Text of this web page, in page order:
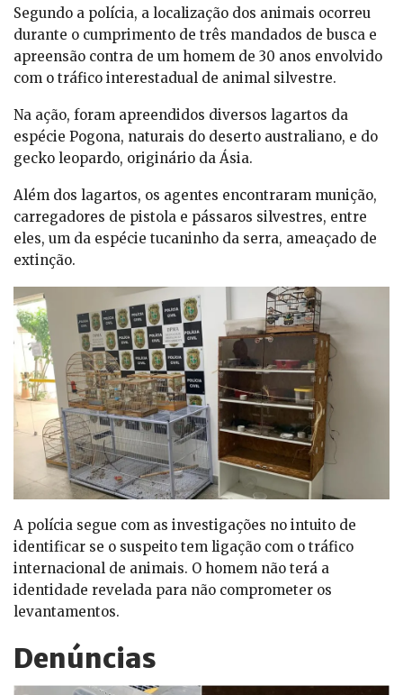
Segundo a polícia, a localização dos animais ocorreu
durante o cumprimento de três mandados de busca e
apreensão contra de um homem de 30 anos envolvido
com o tráfico interestadual de animal silvestre.
Na ação, foram apreendidos diversos lagartos da
espécie Pogona, naturais do deserto australiano, e do
gecko leopardo, originário da Ásia.
Além dos lagartos, os agentes encontraram munição,
carregadores de pistola e pássaros silvestres, entre
eles, um da espécie tucaninho da serra, ameaçado de
extinção.
A polícia segue com as investigações no intuito de
identificar se o suspeito tem ligação com o tráfico
internacional de animais. O homem não terá a
identidade revelada para não comprometer os
levantamentos.
Denúncias